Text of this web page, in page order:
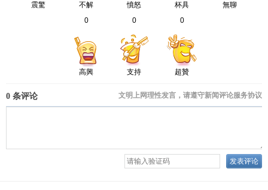
震驚 不解 憤怒 杯具
無聊
0
高興
0
支持
0
超贊